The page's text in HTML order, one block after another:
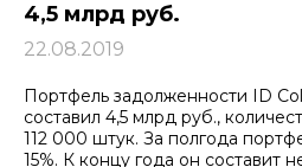
4,5 млрд руб.
22.08.2019
Портфель задолженности ID
составил 4,5 млрд руб.,
112 000 штук. За полгода
15%. К концу года он составит